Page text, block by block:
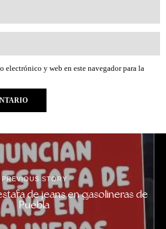
electrónico y web en este navegador para la
PREVIOUS STORY
de jeans en gasolineras de
Puebla